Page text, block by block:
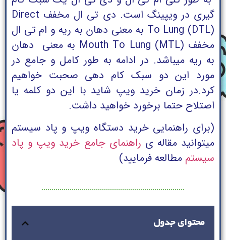
گیری در ویپینگ است. دی تی ال مخفف Direct
To Lung (DTL) به معنی دهان به ریه و ام تی ال
مخفف Mouth To Lung (MTL) به معنی دهان
به ریه میباشد. در ادامه به طور کامل و جامع در
مورد این دو سبک کام دهی صحبت خواهیم
کرد.در زمان خرید ویپ شاید با این دو کلمه یا
اصتلاح حتما برخورد خواهید داشت.
(برای راهنمایی خرید دستگاه ویپ و پاد سیستم
میتوانید مقاله ی راهنمای جامع خرید ویپ و پاد
سیستم مطالعه فرمایید)
محتوای جدول